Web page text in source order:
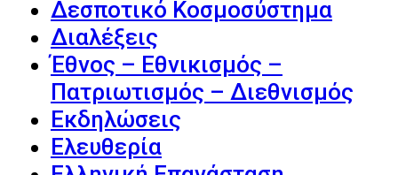
Δεσποτικό Κοσμοσύστημα
Διαλέξεις
Έθνος – Εθνικισμός –
Πατριωτισμός – Διεθνισμός
Εκδηλώσεις
Ελευθερία